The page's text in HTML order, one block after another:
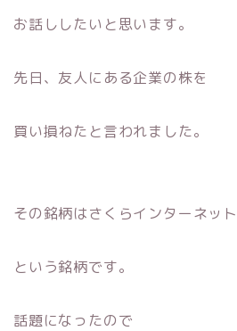
お話ししたいと思います。
先日、友人にある企業の株を
買い損ねたと言われました。
その銘柄はさくらインターネッ
という銘柄です。
話題になったので